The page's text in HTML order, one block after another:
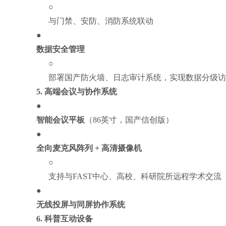
○
与门禁、安防、消防系统联动
●
数据安全管理
○
部署国产防火墙、日志审计系统，实现数据分级
5. 高端会议与协作系统
●
智能会议平板 （86英寸，国产信创版）
●
全向麦克风阵列 + 高清摄像机
○
支持与FAST中心、高校、科研院所远程学术交流
●
无线投屏与同屏协作系统
6. 科普互动设备